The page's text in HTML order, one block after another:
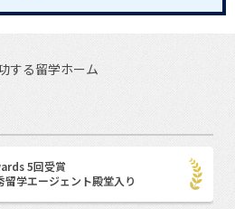
する留学ホーム
5回受賞
留学エージェント殿堂入り